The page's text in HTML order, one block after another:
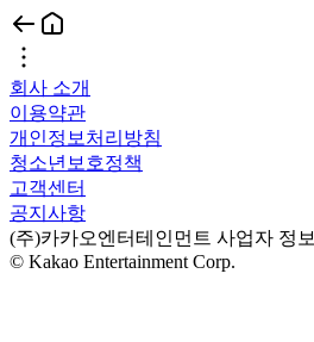
회사 소개
이용약관
개인정보처리방침
청소년보호정책
고객센터
공지사항
(주)카카오엔터테인먼트 사업자 정보
© Kakao Entertainment Corp.